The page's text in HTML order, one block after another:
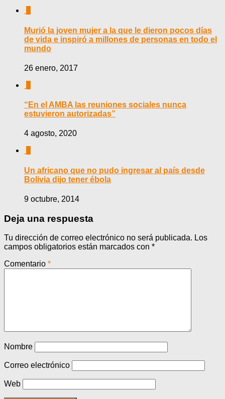
Murió la joven mujer a la que le dieron pocos días
de vida e inspiró a millones de personas en todo el
mundo
26 enero, 2017
“En el AMBA las reuniones sociales nunca
estuvieron autorizadas”
4 agosto, 2020
Un africano que no pudo ingresar al país desde
Bolivia dijo tener ébola
9 octubre, 2014
Deja una respuesta
Tu dirección de correo electrónico no será publicada. Los
campos obligatorios están marcados con *
Comentario *
Nombre
Correo electrónico
Web